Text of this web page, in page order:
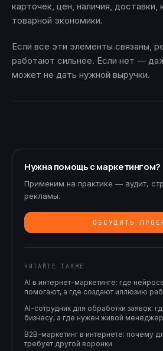
карточек, цен, наличия, доставки,
товарной экономики.
Если все эти элементы связаны,
работают сильнее. Если нет —
может не дать нужной выручки.
Нужна помощь с маркетингом?
Применим на практике — аудит,
рекламы.
ОБСУДИТЬ
ЧИТАЙТЕ ТАКЖЕ
AI в интернет-маркетинге: где
помогают, а где создают иллюзию
AI-сотрудник для обработки заявок:
бизнесу, а где нужен живой менеджер
B2B-маркетинг в интернете: почему
требует другой воронки